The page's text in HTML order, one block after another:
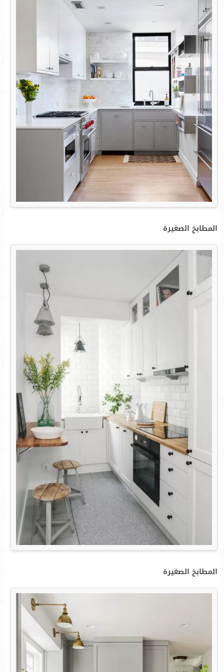
المطابخ الصغيرة
المطابخ الصغيرة